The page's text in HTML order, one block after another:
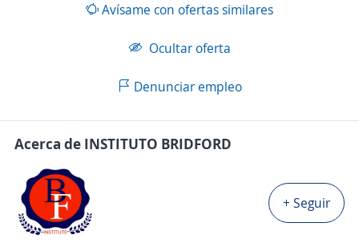
Avísame con ofertas similares
Ocultar oferta
Denunciar empleo
Acerca de INSTITUTO BRIDFORD
+ Seguir